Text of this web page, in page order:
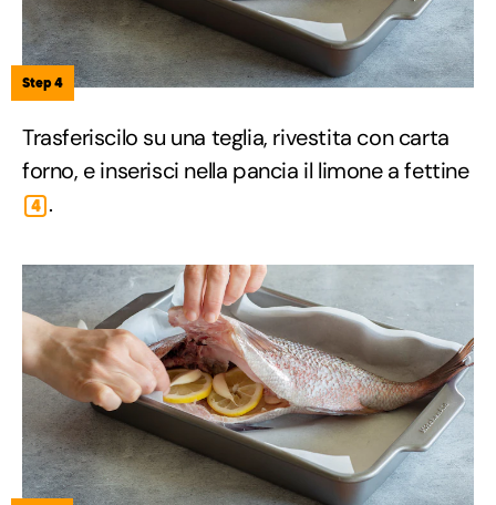
Step 4
Trasferiscilo su una teglia, rivestita con carta
forno, e inserisci nella pancia il limone a fettine
4 .